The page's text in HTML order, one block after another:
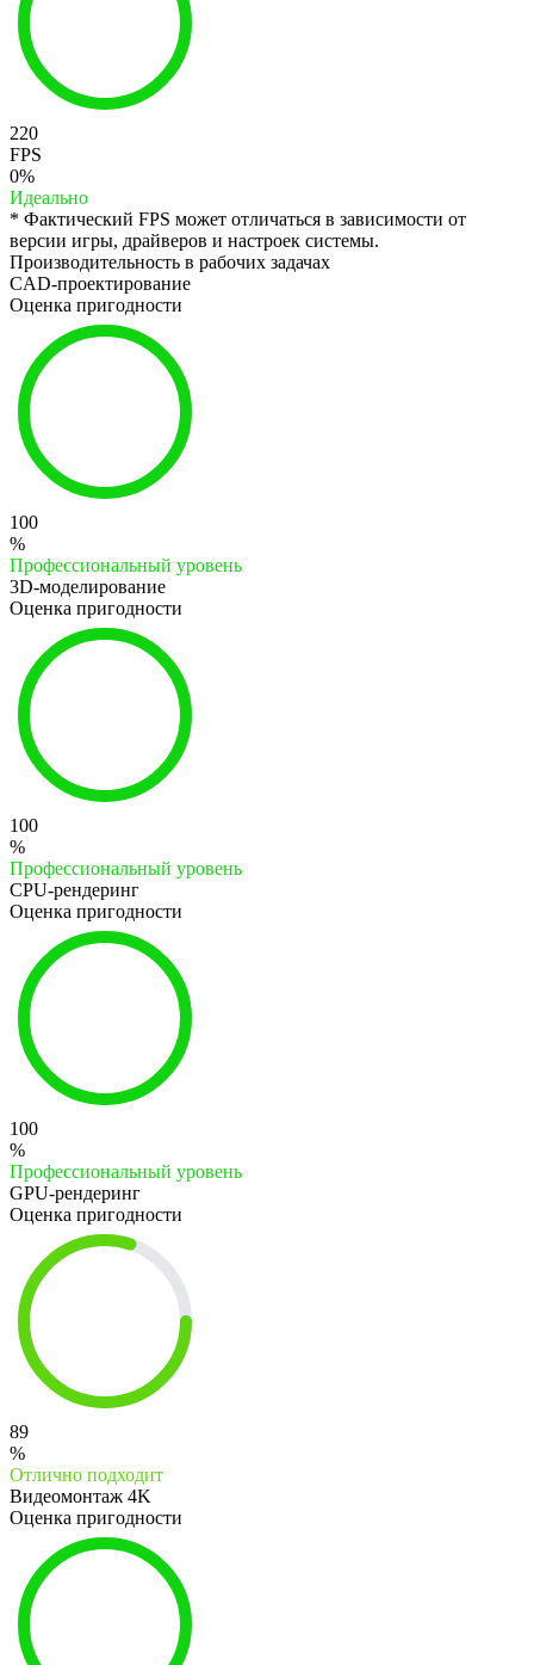
220
FPS
0%
Идеально
* Фактический FPS может отличаться в зависимости от
версии игры, драйверов и настроек системы.
Производительность в рабочих задачах
CAD-проектирование
Оценка пригодности
100
%
Профессиональный уровень
3D-моделирование
Оценка пригодности
100
%
Профессиональный уровень
CPU-рендеринг
Оценка пригодности
100
%
Профессиональный уровень
GPU-рендеринг
Оценка пригодности
89
%
Отлично подходит
Видеомонтаж 4K
Оценка пригодности